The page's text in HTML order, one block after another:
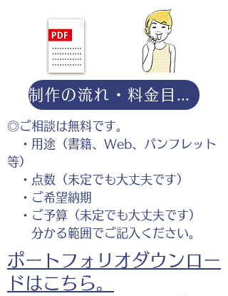
◎ご相談は無料です。
・用途（書籍、Web、パンフレット
等）
・点数（未定でも大丈夫です）
・ご希望納期
・ご予算（未定でも大丈夫です）
分かる範囲でご記入ください。
ポートフォリオダウンロー
ドはこちら。